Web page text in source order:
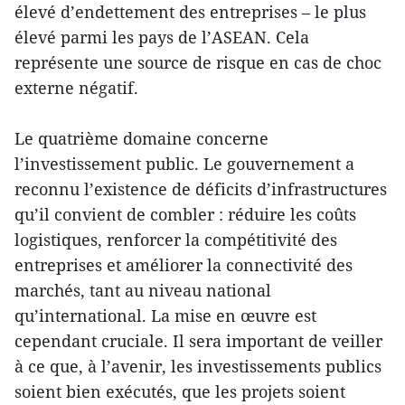
élevé d’endettement des entreprises – le plus
élevé parmi les pays de l’ASEAN. Cela
représente une source de risque en cas de choc
externe négatif.
Le quatrième domaine concerne
l’investissement public. Le gouvernement a
reconnu l’existence de déficits d’infrastructures
qu’il convient de combler : réduire les coûts
logistiques, renforcer la compétitivité des
entreprises et améliorer la connectivité des
marchés, tant au niveau national
qu’international. La mise en œuvre est
cependant cruciale. Il sera important de veiller
à ce que, à l’avenir, les investissements publics
soient bien exécutés, que les projets soient